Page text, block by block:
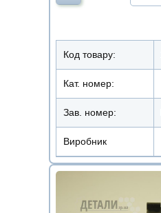
Код товару:
Кат. номер:
Зав. номер:
Виробник